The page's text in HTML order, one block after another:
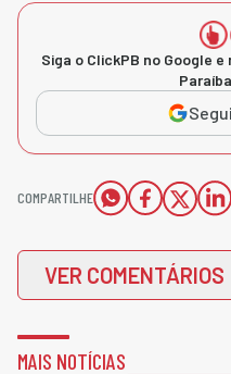
Siga o ClickPB no Google
COMPARTILHE
VER COMENTÁRIOS
MAIS NOTÍCIAS